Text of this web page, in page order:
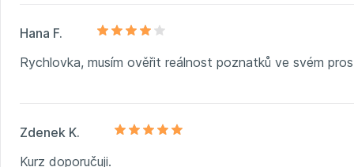
Hana F.
Rychlovka, musím ověřit reálnost poznatků ve svém
Zdenek K.
Kurz doporučuji.